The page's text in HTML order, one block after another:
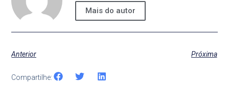
Mais do autor
Anterior Próxima
Compartilhe: